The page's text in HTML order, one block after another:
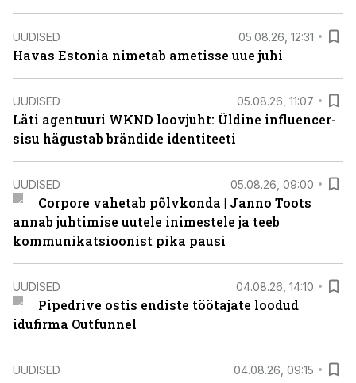
UUDISED 05.08.26, 12:31
Havas Estonia nimetab ametisse uue juhi
UUDISED 05.08.26, 11:07
Läti agentuuri WKND loovjuht: Üldine influencer-
sisu hägustab brändide identiteeti
UUDISED 05.08.26, 09:00
Corpore vahetab põlvkonda | Janno Toots
annab juhtimise uutele inimestele ja teeb
kommunikatsioonist pika pausi
UUDISED 04.08.26, 14:10
Pipedrive ostis endiste töötajate loodud
idufirma Outfunnel
UUDISED 04.08.26, 09:15